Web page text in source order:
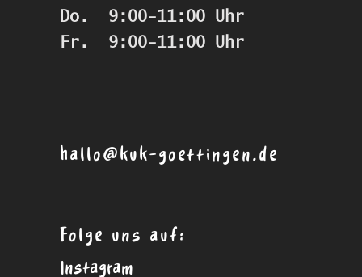
Do.  9:00-11:00 Uhr
Fr.  9:00-11:00 Uhr
hallo@kuk-goettingen.de
Folge uns auf:
Instagram